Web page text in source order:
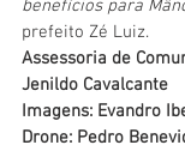
benefícios para
prefeito Zé Luiz.
Assessoria de
Jenildo Cavalcante
Imagens: Evandro
Drone: Pedro